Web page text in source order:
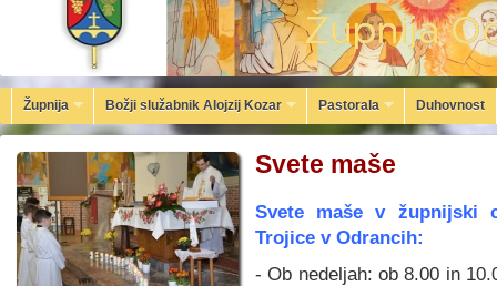
Župnija Božji služabnik Alojzij Kozar Pastorala Duhovnost
Svete maše
Svete maše v župnijski
Trojice v Odrancih:
- Ob nedeljah: ob 8.00 in